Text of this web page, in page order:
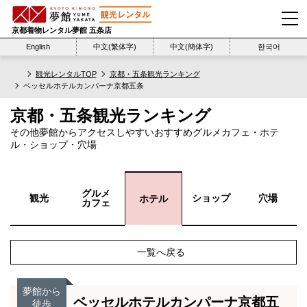
京都着物レンタル夢館 五条店
English
中文(繁体字) 中文(簡体字) 한국어
観光レンタルTOP
京都・五条観光ランキング
ベッセルホテルカンパーナ京都五条
京都・五条観光ランキング
その他夢館からアクセスしやすいおすすめグルメカフェ・ホテ
ル・ショップ・穴場
観光
グルメ
カフェ
ホテル ショップ 穴場
一覧へ戻る
夢館から
徒歩
ベッセルホテルカンパーナ京都五